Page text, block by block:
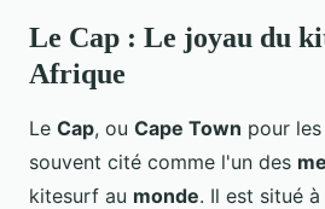
Le Cap : Le joyau du
Afrique
Le Cap, ou Cape Town pour
souvent cité comme l'un des
kitesurf au monde. Il est situé